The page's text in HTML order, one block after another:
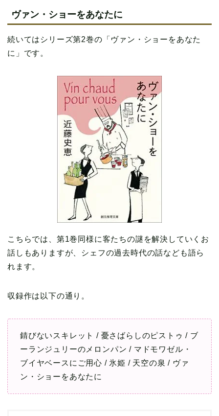
ヴァン・ショーをあなたに
続いてはシリーズ第2巻の「ヴァン・ショーをあなた
に」です。
こちらでは、第1巻同様に客たちの謎を解決していくお
話しもありますが、シェフの過去時代の話なども語ら
れます。
収録作は以下の通り。
錆びないスキレット / 憂さばらしのピストゥ / ブ
ーランジュリーのメロンパン / マドモワゼル・
ブイヤベースにご用心 / 氷姫 / 天空の泉 / ヴァ
ン・ショーをあなたに